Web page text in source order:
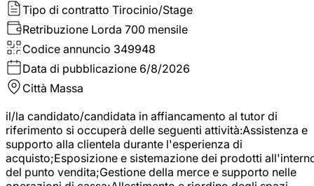
Tipo di contratto Tirocinio/Stage
Retribuzione Lorda 700 mensile
Codice annuncio 349948
Data di pubblicazione 6/8/2026
Città Massa
il/la candidato/candidata in affiancamento al tutor di
riferimento si occuperà delle seguenti attività:Assistenza e
supporto alla clientela durante l'esperienza di
acquisto;Esposizione e sistemazione dei prodotti
del punto vendita;Gestione della merce e supporto nelle